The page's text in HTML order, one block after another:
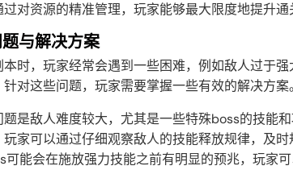
对资源的精准管理，玩家能够最大限度地提升通
与解决方案
时，玩家经常会遇到一些困难，例如敌人过于
对这些问题，玩家需要掌握一些有效的解决方案。
是敌人难度较大，尤其是一些特殊boss的技能
玩家可以通过仔细观察敌人的技能释放规律，及
可能会在施放强力技能之前有明显的预兆，玩家